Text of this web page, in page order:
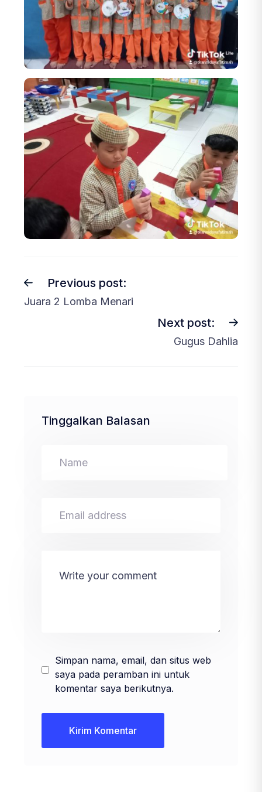
Previous post:
Juara 2 Lomba Menari
Next post:
Gugus Dahlia
Tinggalkan Balasan
Simpan nama, email, dan situs web
saya pada peramban ini untuk
komentar saya berikutnya.